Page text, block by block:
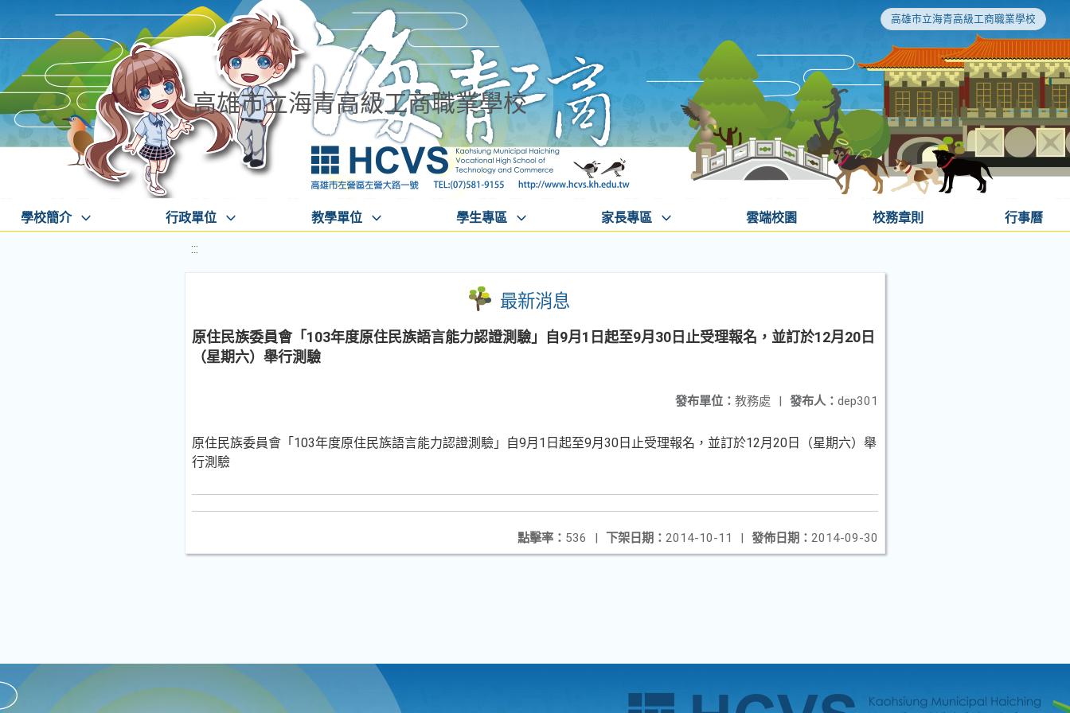
高雄市立海青高級工商職業學校
高雄市立海青高級工商職業學校
學校簡介 行政單位 教學單位 學生專區 家長專區 雲端校園 校務章則 行事曆
:::
最新消息
原住民族委員會「103年度原住民族語言能力認證測驗」自9月1日起至9月30日止受理報名，並訂於12月20日
（星期六）舉行測驗
發布人： dep301
發布單位： 教務處 |
原住民族委員會「103年度原住民族語言能力認證測驗」自9月1日起至9月30日止受理報名，並訂於12月20日（星期六）舉
行測驗
發佈日期： 2014-09-30
下架日期： 2014-10-11 |
點擊率： 536 |